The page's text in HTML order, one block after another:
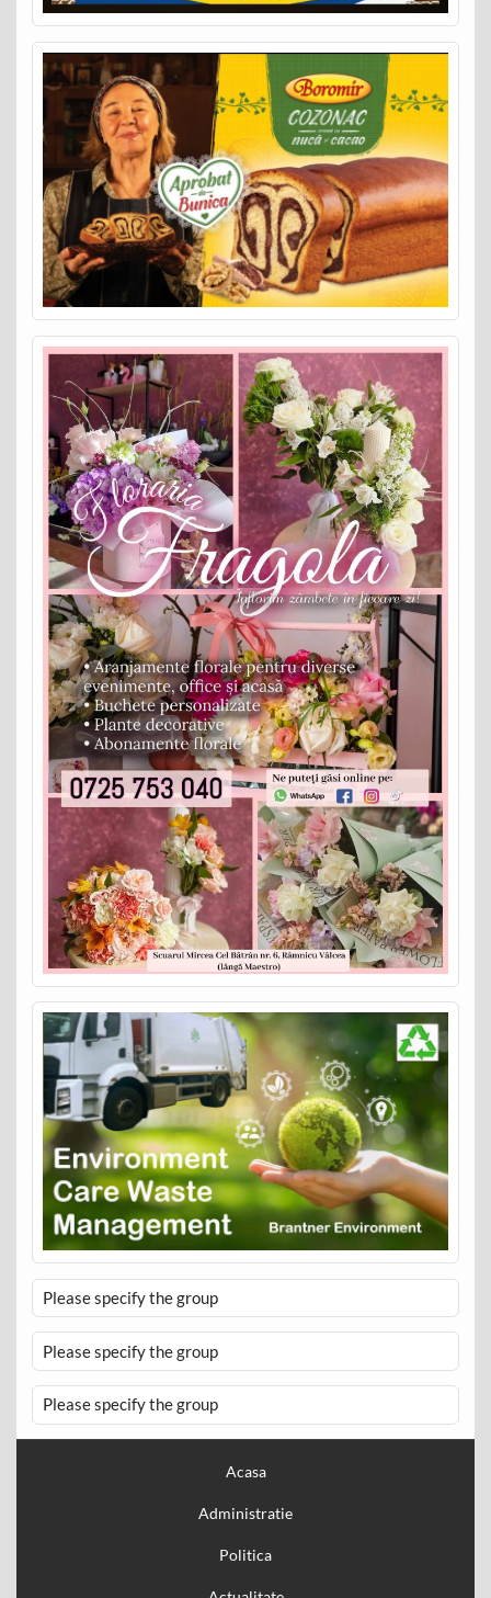
Please specify the group
Please specify the group
Please specify the group
Acasa
Administratie
Politica